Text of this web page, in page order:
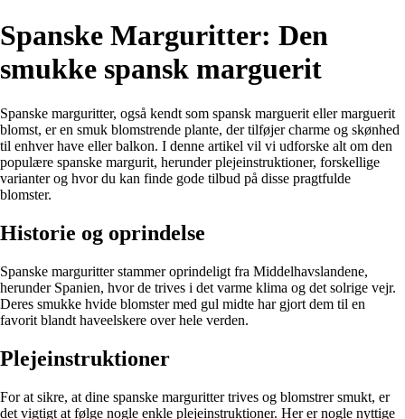
Spanske Marguritter: Den
smukke spansk marguerit
Spanske marguritter, også kendt som spansk marguerit eller marguerit
blomst, er en smuk blomstrende plante, der tilføjer charme og skønhed
til enhver have eller balkon. I denne artikel vil vi udforske alt om den
populære spanske margurit, herunder plejeinstruktioner, forskellige
varianter og hvor du kan finde gode tilbud på disse pragtfulde
blomster.
Historie og oprindelse
Spanske marguritter stammer oprindeligt fra Middelhavslandene,
herunder Spanien, hvor de trives i det varme klima og det solrige vejr.
Deres smukke hvide blomster med gul midte har gjort dem til en
favorit blandt haveelskere over hele verden.
Plejeinstruktioner
For at sikre, at dine spanske marguritter trives og blomstrer smukt, er
det vigtigt at følge nogle enkle plejeinstruktioner. Her er nogle nyttige